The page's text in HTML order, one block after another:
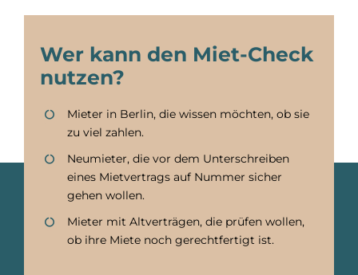
Wer kann den Miet-Check
nutzen?
Mieter in Berlin, die wissen möchten, ob sie
zu viel zahlen.
Neumieter, die vor dem Unterschreiben
eines Mietvertrags auf Nummer sicher
gehen wollen.
Mieter mit Altverträgen, die prüfen wollen,
ob ihre Miete noch gerechtfertigt ist.